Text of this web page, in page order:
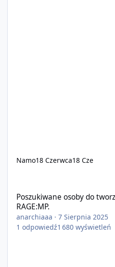
Namo18 Czerwca18 Cze
Poszukiwane osoby do
RAGE:MP.
anarchiaaa ·7 Sierpnia 2025
1 odpowiedź1 680 wyświetleń